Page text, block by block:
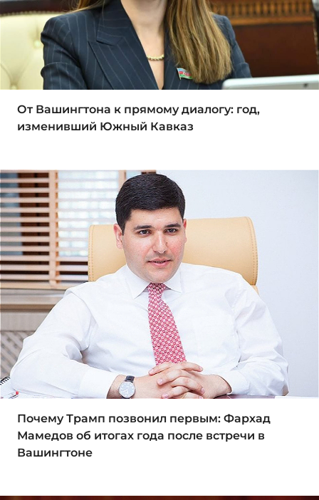
От Вашингтона к прямому диалогу: год,
изменивший Южный Кавказ
Почему Трамп позвонил первым: Фархад
Мамедов об итогах года после встречи в
Вашингтоне